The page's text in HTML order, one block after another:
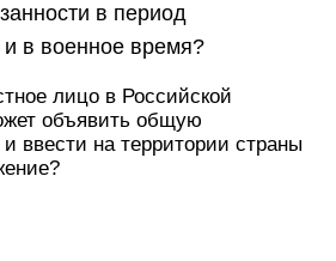
в период
в военное время?
лицо в Российской
объявить общую
ввести на территории страны